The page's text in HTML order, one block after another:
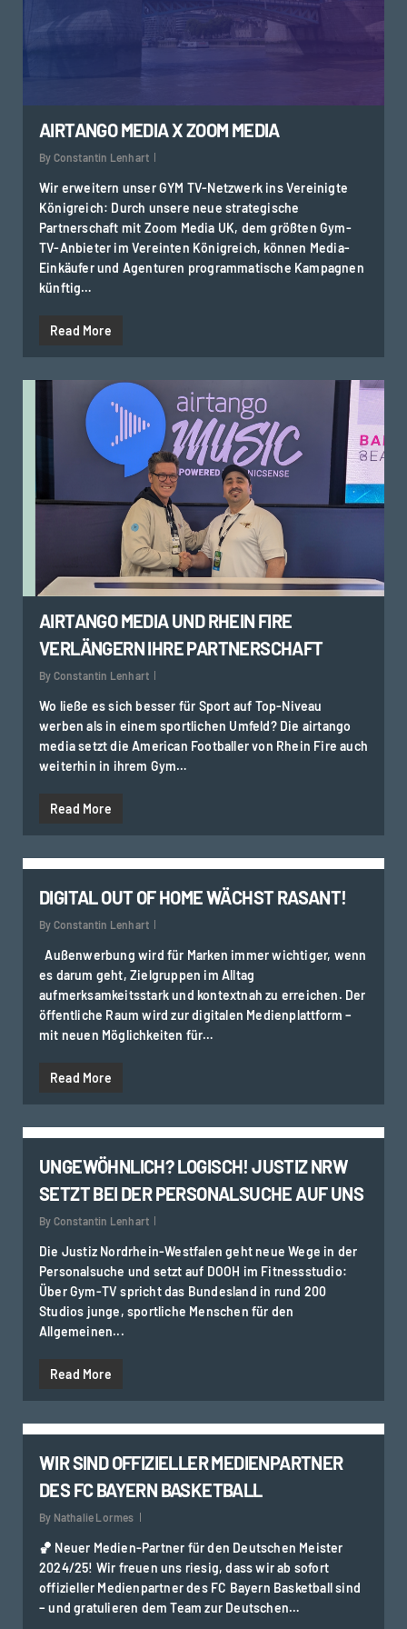
AIRTANGO MEDIA X ZOOM MEDIA
By Constantin Lenhart
Wir erweitern unser GYM TV-Netzwerk ins Vereinigte
Königreich: Durch unsere neue strategische
Partnerschaft mit Zoom Media UK, dem größten Gym-
TV-Anbieter im Vereinten Königreich, können Media-
Einkäufer und Agenturen programmatische Kampagnen
künftig…
Read More
AIRTANGO MEDIA UND RHEIN FIRE
VERLÄNGERN IHRE PARTNERSCHAFT
By Constantin Lenhart
Wo ließe es sich besser für Sport auf Top-Niveau
werben als in einem sportlichen Umfeld? Die airtango
media setzt die American Footballer von Rhein Fire auch
weiterhin in ihrem Gym…
Read More
DIGITAL OUT OF HOME WÄCHST RASANT!
By Constantin Lenhart
Außenwerbung wird für Marken immer wichtiger, wenn
es darum geht, Zielgruppen im Alltag
aufmerksamkeitsstark und kontextnah zu erreichen. Der
öffentliche Raum wird zur digitalen Medienplattform –
mit neuen Möglichkeiten für…
Read More
0
UNGEWÖHNLICH? LOGISCH! JUSTIZ NRW
SETZT BEI DER PERSONALSUCHE AUF UNS
By Constantin Lenhart
Die Justiz Nordrhein-Westfalen geht neue Wege in der
Personalsuche und setzt auf DOOH im Fitnessstudio:
Über Gym-TV spricht das Bundesland in rund 200
Studios junge, sportliche Menschen für den
Allgemeinen...
Read More
2
WIR SIND OFFIZIELLER MEDIENPARTNER
DES FC BAYERN BASKETBALL
By Nathalie Lormes
🏀 Neuer Medien-Partner für den Deutschen Meister
2024/25! Wir freuen uns riesig, dass wir ab sofort
offizieller Medienpartner des FC Bayern Basketball sind
– und gratulieren dem Team zur Deutschen…
0